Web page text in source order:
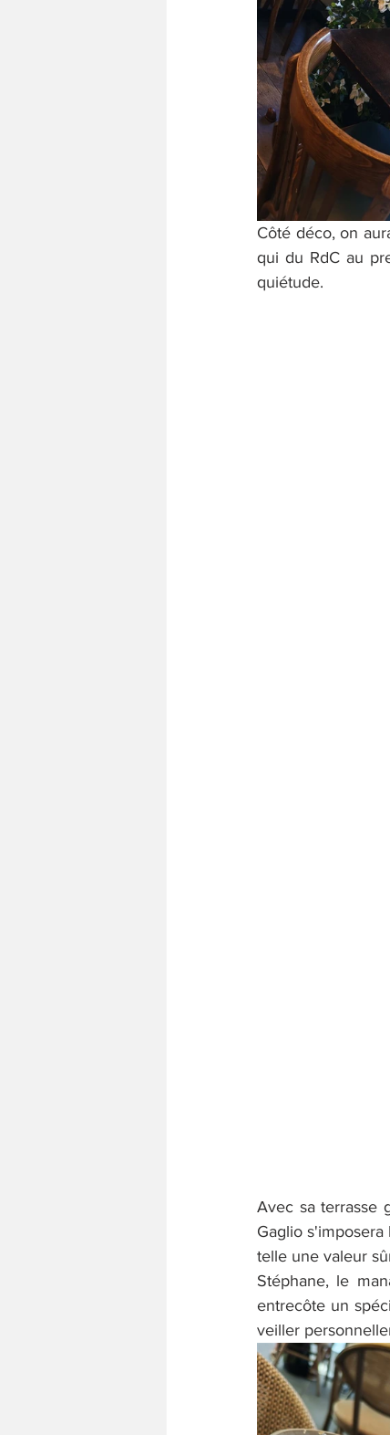
Côté déco, on
qui du RdC au
quiétude.
Avec sa terrasse
Gaglio
telle une valeur
Stéphane, le
entrecôte un
veiller